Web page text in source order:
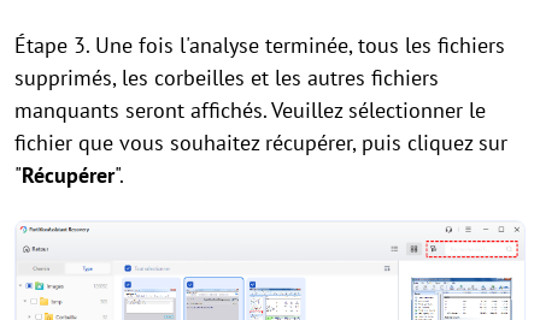
Étape 3. Une fois l'analyse terminée, tous les fichiers
supprimés, les corbeilles et les autres fichiers
manquants seront affichés. Veuillez sélectionner le
fichier que vous souhaitez récupérer, puis cliquez sur
"Récupérer".